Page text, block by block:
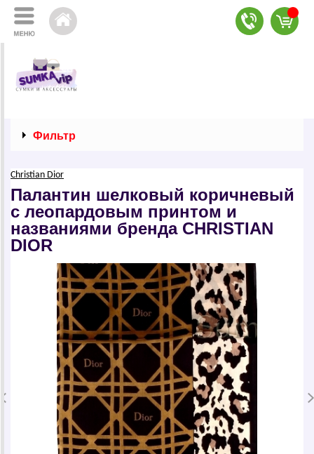
Фильтр
Christian Dior
Палантин шелковый коричневый
с леопардовым принтом и
названиями бренда СНRISТIАN
DIОR